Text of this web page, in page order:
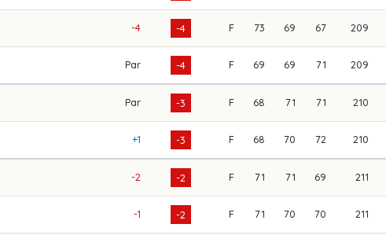
-4 -4 F 73 69 67 209
Par -4 F 69 69 71 209
Par -3 F 68 71 71 210
+1 -3 F 68 70 72 210
-2 -2 F 71 71 69 211
-1 -2 F 71 70 70 211